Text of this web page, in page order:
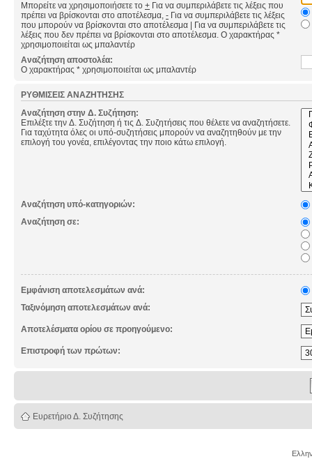
Μπορείτε να χρησιμοποιήσετε το + Για να συμπεριλάβετε τις λέξεις που
πρέπει να βρίσκονται στο αποτέλεσμα, - Για να συμπεριλάβετε τις λέξεις
που μπορούν να βρίσκονται στο αποτέλεσμα | Για να συμπεριλάβετε τις
λέξεις που δεν πρέπει να βρίσκονται στο αποτέλεσμα. Ο χαρακτήρας *
χρησιμοποιείται ως μπαλαντέρ
Αναζήτηση αποστολέα:
Ο χαρακτήρας * χρησιμοποιείται ως μπαλαντέρ
ΡΥΘΜΊΣΕΙΣ ΑΝΑΖΉΤΗΣΗΣ
Αναζήτηση στην Δ. Συζήτηση:
Επιλέξτε την Δ. Συζήτηση ή τις Δ. Συζητήσεις που θέλετε να αναζητήσετε.
Για ταχύτητα όλες οι υπό-συζητήσεις μπορούν να αναζητηθούν με την
επιλογή του γονέα, επιλέγοντας την ποιο κάτω επιλογή.
Αναζήτηση υπό-κατηγοριών:
Αναζήτηση σε:
Εμφάνιση αποτελεσμάτων ανά:
Ταξινόμηση αποτελεσμάτων ανά:
Αποτελέσματα ορίου σε προηγούμενο:
Επιστροφή των πρώτων:
Ευρετήριο Δ. Συζήτησης